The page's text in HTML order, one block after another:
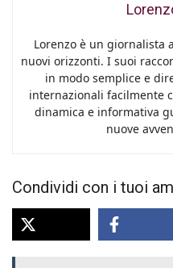
Lorenzo è un giornalista
nuovi orizzonti. I suoi
in modo semplice e
internazionali facilmente
dinamica e informativa
nuove
Condividi con i tuoi